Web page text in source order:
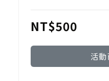
NT$500
活